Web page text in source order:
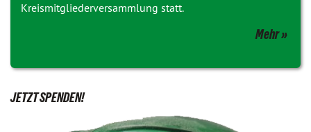
Kreismitgliederversammlung statt.
Mehr
JETZT SPENDEN!